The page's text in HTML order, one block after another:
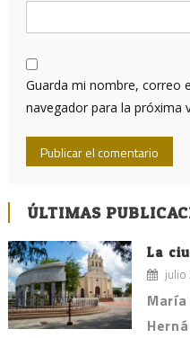
Guarda mi nombre, correo
navegador para la próxima
ÚLTIMAS
La
julio